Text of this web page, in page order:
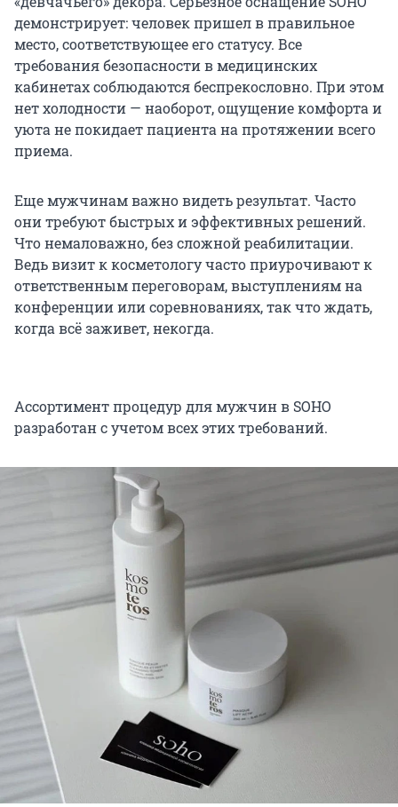
демонстрирует: человек пришел в правильное
место, соответствующее его статусу. Все
требования безопасности в медицинских
кабинетах соблюдаются беспрекословно. При этом
нет холодности — наоборот, ощущение комфорта и
уюта не покидает пациента на протяжении всего
приема.
Еще мужчинам важно видеть результат. Часто
они требуют быстрых и эффективных решений.
Что немаловажно, без сложной реабилитации.
Ведь визит к косметологу часто приурочивают к
ответственным переговорам, выступлениям на
конференции или соревнованиях, так что ждать,
когда всё заживет, некогда.
Ассортимент процедур для мужчин в SOHO
разработан с учетом всех этих требований.